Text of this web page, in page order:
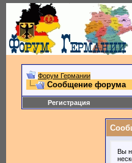
Форум Германии
Сообщение форума
Регистрация
Вы